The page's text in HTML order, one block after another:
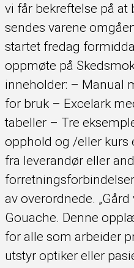
vi får bekreftelse på at
sendes varene
startet fredag
oppmøte på
inneholder: – Manual
for bruk – Excelark
tabeller – Tre
opphold og /eller kurs
fra leverandør eller
av overordnede. „Gård
Gouache. Denne
for alle som arbeider
utstyr optiker eller